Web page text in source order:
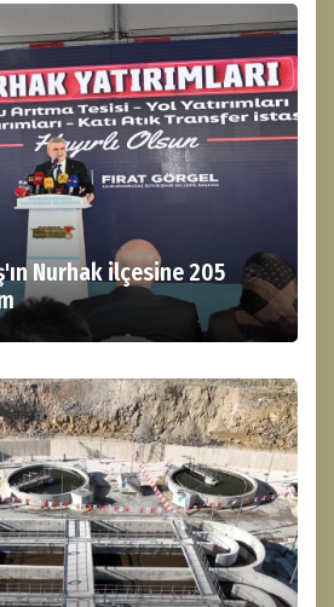
Nurhak ilçesine 205